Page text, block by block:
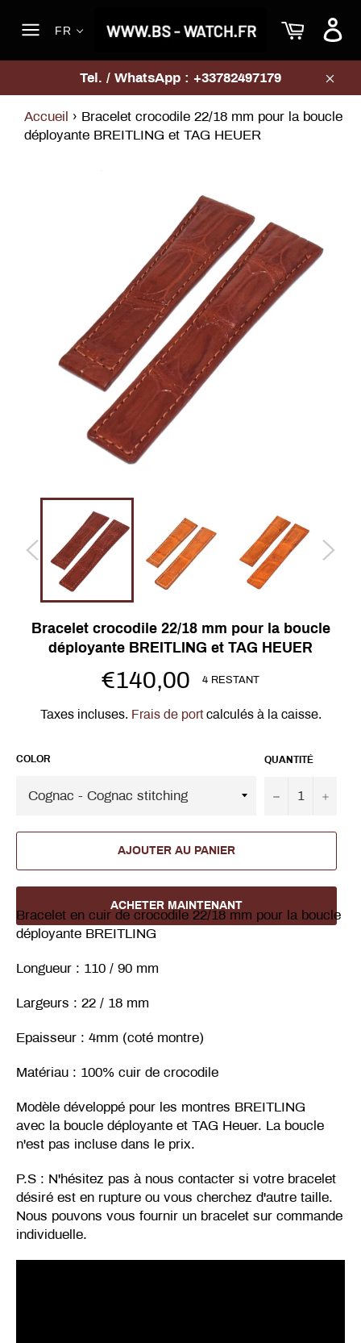
FR Panier
Tel. / WhatsApp : +33782497179
Accueil › Bracelet crocodile 22/18 mm pour la boucle
déployante BREITLING et TAG HEUER
Bracelet crocodile 22/18 mm pour la boucle
déployante BREITLING et TAG HEUER
Prix
régulier
€140,00 4 RESTANT
Taxes incluses. Frais de portcalculés à la caisse.
COLOR QUANTITÉ
− +
AJOUTER AU PANIER
ACHETER MAINTENANT
Bracelet en cuir de crocodile 22/18 mm pour la boucle
déployante BREITLING
Longueur : 110 / 90 mm
Largeurs : 22 / 18 mm
Epaisseur : 4mm (coté montre)
Matériau : 100% cuir de crocodile
Modèle développé pour les montres BREITLING
avec la boucle déployante et TAG Heuer. La boucle
n'est pas incluse dans le prix.
P.S : N'hésitez pas à nous contacter si votre bracelet
désiré est en rupture ou vous cherchez d'autre taille.
Nous pouvons vous fournir un bracelet sur commande
individuelle.